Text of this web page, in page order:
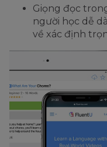
Giọng đọc
người học dễ
về xác định